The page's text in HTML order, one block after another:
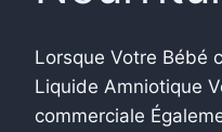
Lorsque Votre Bébé
Liquide Amniotique
commerciale